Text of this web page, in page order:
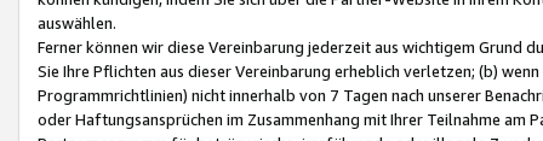
auswählen.
Ferner können wir diese Vereinbarung jederzeit aus wichtigem Grund
Sie Ihre Pflichten aus dieser Vereinbarung erheblich verletzen; (b)
Programmrichtlinien) nicht innerhalb von 7 Tagen nach unserer
oder Haftungsansprüchen im Zusammenhang mit Ihrer Teilnahme am